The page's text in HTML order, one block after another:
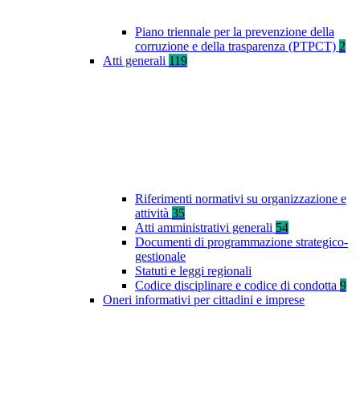
Piano triennale per la prevenzione della
corruzione e della trasparenza (PTPCT) 2
Atti generali 119
Riferimenti normativi su organizzazione e
attività 35
Atti amministrativi generali 54
Documenti di programmazione strategico-
gestionale
Statuti e leggi regionali
Codice disciplinare e codice di condotta 9
Oneri informativi per cittadini e imprese